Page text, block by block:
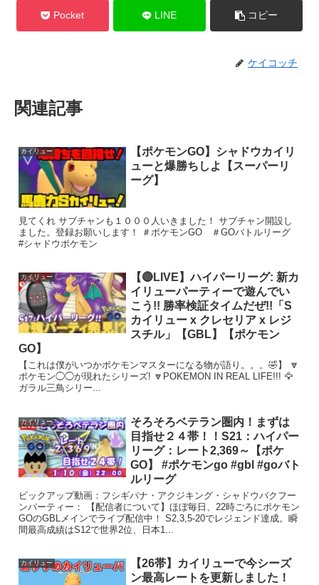
Pocket LINE コピー
ケイコッチ
関連記事
カイリュー
【ポケモンGO】シャドウカイリ
ューと爆勝ちしよ【スーパーリ
ーグ】
見てくれ サブチャンも１０００人いきました！ サブチャン開設し
ました。登録お願いします！ ＃ポケモンGO ＃GOバトルリーグ
#シャドウポケモン
カイリュー
【🔴LIVE】ハイパーリーグ: 新カ
イリューパーティーで遊んでい
こう!! 勝率検証タイムだぜ!!「S
カイリュー x クレセリア x レジ
スチル」【GBL】【ポケモン
GO】
【これは僕がいつかポケモンマスターになる物が語り。。。🤣】 🔽
ポケモン◯◯が現れたシリーズ! 🔽POKEMON IN REAL LIFE!!! 🦅
ガラル三鳥シリー...
カイリュー
そろそろベテラン圏内！まずは
目指せ２４帯！！S21：ハイパー
リーグ：レート2,369～【ポケ
GO】 #ポケモンgo #gbl #goバト
ルリーグ
ピックアップ動画：フシギバナ・アクジキング・シャドウバクフー
ンパーティー： 【配信者について】ほぼ毎日、22時ごろにポケモン
GOのGBLメインでライブ配信中！ S2,3,5-20でレジェンド達成。瞬
間最高成績はS12で世界2位、日本1...
カイリュー
【26帯】カイリューで今シーズ
ン最高レートを更新しました！